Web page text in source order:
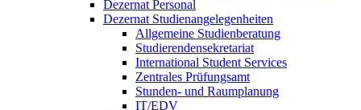
Dezernat Personal
Dezernat Studienangelegenheiten
Allgemeine Studienberatung
Studierendensekretariat
International Student Services
Zentrales Prüfungsamt
Stunden- und Raumplanung
IT/EDV